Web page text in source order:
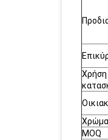
Χρήση
Χρώμα
MOQ